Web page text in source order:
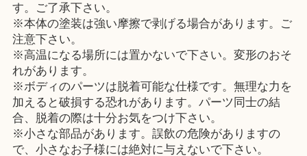
す。ご了承下さい。
※本体の塗装は強い摩擦で剥げる場合があります。ご
注意下さい。
※高温になる場所には置かないで下さい。変形のおそ
れがあります。
※ボディのパーツは脱着可能な仕様です。無理な力を
加えると破損する恐れがあります。パーツ同士の結
合、脱着の際は十分お気をつけ下さい。
※小さな部品があります。誤飲の危険がありますの
で、小さなお子様には絶対に与えないで下さい。